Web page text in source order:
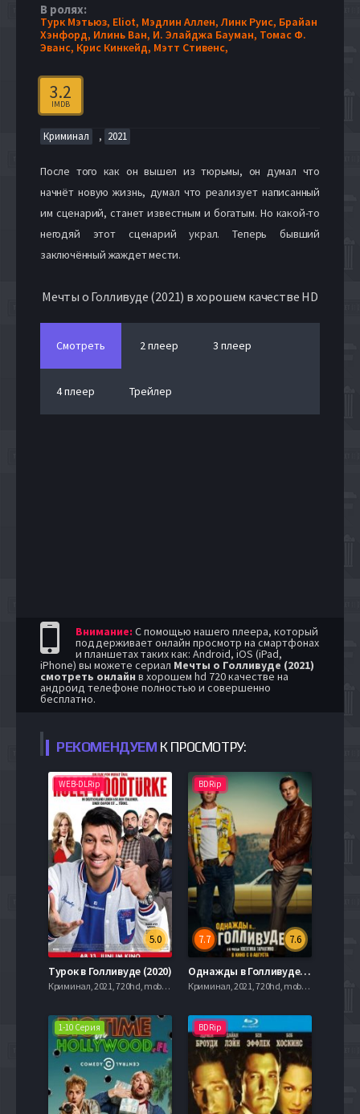
В ролях:
Турк Мэтьюз, Eliot, Мэдлин Аллен,Линк Руис, Брайан
Хэнфорд, Илинь Ван, И. Элайджа Бауман, Томас Ф.
Эванс, Крис Кинкейд, Мэтт Стивенс,
3.2
IMDB
Криминал , 2021
После того как он вышел из тюрьмы, он думал что
начнёт новую жизнь, думал что реализует написанный
им сценарий, станет известным и богатым. Но какой-то
негодяй этот сценарий украл. Теперь бывший
заключённый жаждет мести.
Мечты о Голливуде (2021) в хорошем качестве HD
Смотреть 2 плеер 3 плеер
4 плеер Трейлер
Внимание: С помощью нашего плеера, который
поддерживает онлайн просмотр на смартфонах
и планшетах таких как: Android, iOS (iPad,
iPhone) вы можете сериал Мечты о Голливуде (2021)
смотреть онлайн в хорошем hd 720 качестве на
андроид телефоне полностью и совершенно
бесплатно.
РЕКОМЕНДУЕМ К ПРОСМОТРУ:
WEB-DLRip
5.0
Турок в Голливуде (2020)
Криминал, 2021, 720hd, mobilen
BDRip
7.6
7.7
Однажды в Голливуде / Однажды в… Голливуде (2019)
Криминал, 2021, 720hd, mobilen
1-10 Серия BDRip